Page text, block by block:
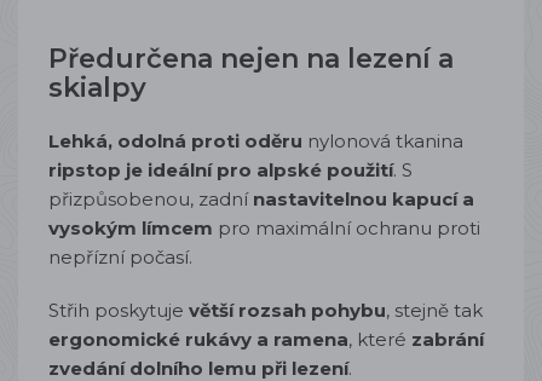
Předurčena nejen na lezení a
skialpy
Lehká, odolná proti oděru nylonová tkanina
ripstop je ideální pro alpské použití. S
přizpůsobenou, zadní nastavitelnou kapucí a
vysokým límcem pro maximální ochranu proti
nepřízní počasí.
Střih poskytuje větší rozsah pohybu, stejně tak
ergonomické rukávy a ramena, které zabrání
zvedání dolního lemu při lezení.